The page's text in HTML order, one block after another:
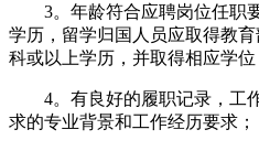
3。年龄符合应聘岗位任职
学历，留学归国人员应取得教
科或以上学历，并取得相应学位
4。有良好的履职记录，工
求的专业背景和工作经历要求；